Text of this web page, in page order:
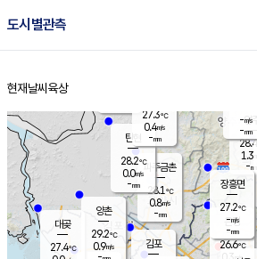
도시별관측
홈
현재날씨 육상
양주
28.4
1.3
-mm
파주금촌
28.1℃
0.8m/s
-mm
대곶
27.4℃
탄현
28.2℃
0.0m/s
-mm
김포
양촌
29.2℃
0.9m/s
은평
26.6℃
m/s
장흥면
27.2℃
-m/s
-mm
-m/s
-mm
27.3℃
0.4m/s
-mm